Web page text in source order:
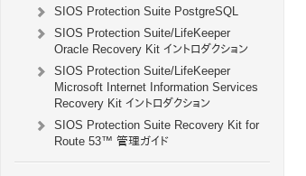
SIOS Protection Suite PostgreSQL
SIOS Protection Suite/LifeKeeper
Oracle Recovery Kit イントロダクション
SIOS Protection Suite/LifeKeeper
Microsoft Internet Information Services
Recovery Kit イントロダクション
SIOS Protection Suite Recovery Kit for
Route 53™ 管理ガイド